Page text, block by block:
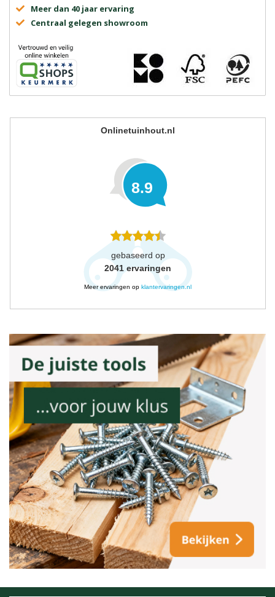
Meer dan 40 jaar ervaring
Centraal gelegen showroom
Onlinetuinhout.nl
8.9
gebaseerd op
2041 ervaringen
Meer ervaringen op klantervaringen.nl